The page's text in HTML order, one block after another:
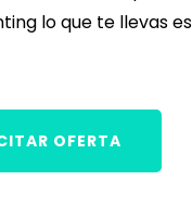
lo que te llevas
OFERTA